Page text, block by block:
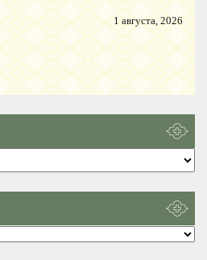
1 августа, 2026